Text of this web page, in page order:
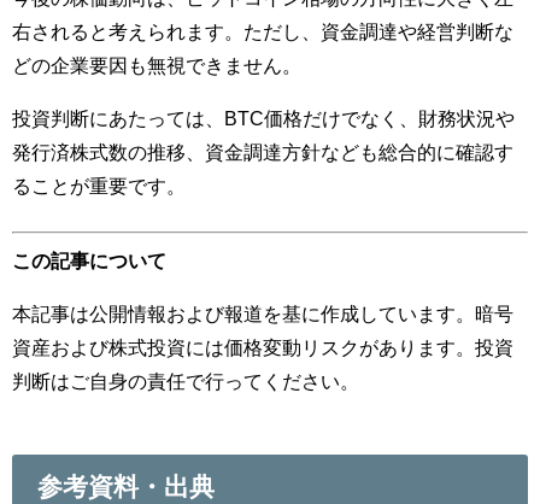
右されると考えられます。ただし、資金調達や経営判断な
どの企業要因も無視できません。
投資判断にあたっては、BTC価格だけでなく、財務状況や
発行済株式数の推移、資金調達方針なども総合的に確認す
ることが重要です。
この記事について
本記事は公開情報および報道を基に作成しています。暗号
資産および株式投資には価格変動リスクがあります。投資
判断はご自身の責任で行ってください。
参考資料・出典